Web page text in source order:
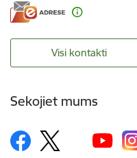
Visi kontakti
Sekojiet mums